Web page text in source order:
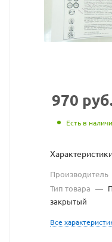
с
без
970
Есть в
Производитель
Тип товара —
закрытый
Все